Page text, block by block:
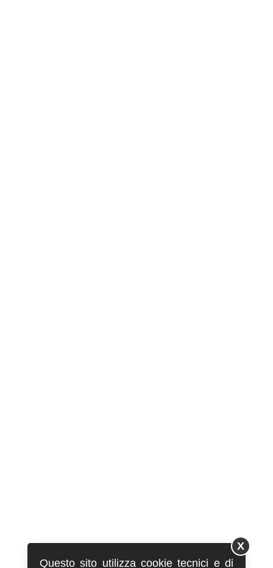
Questo sito utilizza cookie tecnici e di
X